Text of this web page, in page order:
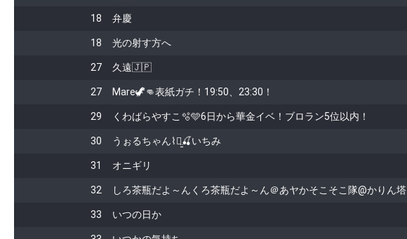
18 弁慶
18 光の射す方へ
27 久遠🇯🇵
27 Mare🦖👊表紙ガチ！19:50、23:30！
29 くわばらやすこ🫧🩵6日から華金イベ！ブロラン5位以内！
30 うぉるちゃん⌇ꪔ̤̱🍒いちみ
31 オニギリ
32 しろ茶瓶だよ～んくろ茶瓶だよ～ん＠あヤかそこそこ隊@かりん塔
33 いつの日か